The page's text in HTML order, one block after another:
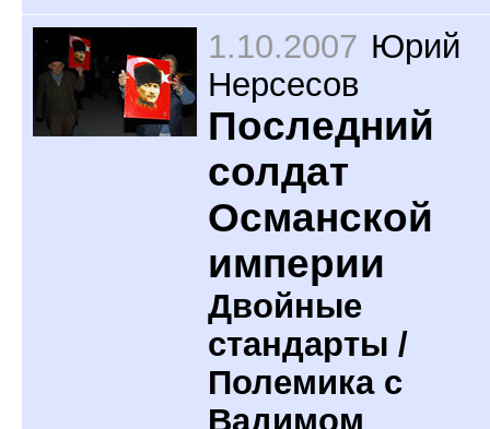
1.10.2007 Юрий
Нерсесов
Последний
солдат
Османской
империи
Двойные
стандарты /
Полемика с
Вадимом